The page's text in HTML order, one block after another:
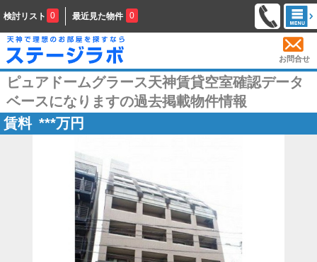
検討リスト 0 最近見た物件 0
お問合せ
ピュアドームグラース天神賃貸空室確認データ
ベースになりますの過去掲載物件情報
賃料 ***万円